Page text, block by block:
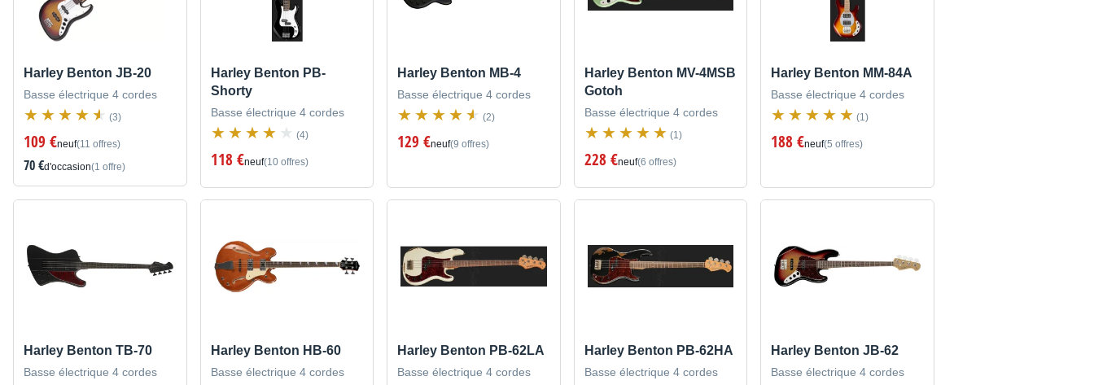
Harley Benton JB-20
Basse électrique 4 cordes
(3)
109 €neuf(11 offres)
70 €d'occasion(1 offre)
Harley Benton PB-
Shorty
Basse électrique 4 cordes
(4)
118 €neuf(10 offres)
Harley Benton MB-4
Basse électrique 4 cordes
(2)
129 €neuf(9 offres)
Harley Benton MV-4MSB
Gotoh
Basse électrique 4 cordes
(1)
228 €neuf(6 offres)
Harley Benton MM-84A
Basse électrique 4 cordes
(1)
188 €neuf(5 offres)
Harley Benton TB-70
Basse électrique 4 cordes
Harley Benton HB-60
Basse électrique 4 cordes
Harley Benton PB-62LA
Basse électrique 4 cordes
Harley Benton PB-62HA
Basse électrique 4 cordes
Harley Benton JB-62
Basse électrique 4 cordes